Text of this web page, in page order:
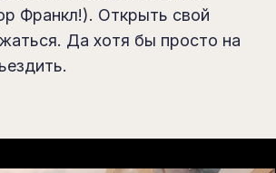
Франкл!). Открыть свой
Да хотя бы просто на